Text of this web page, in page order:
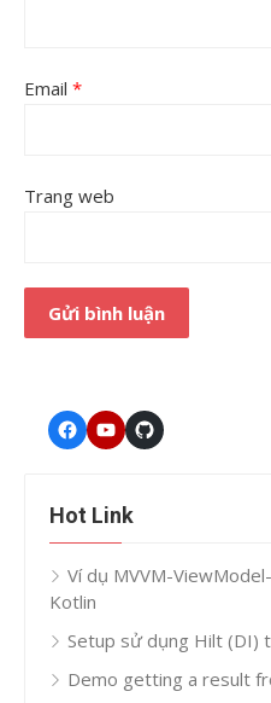
Email *
Trang web
Facebook
YoutubeGitHub
Hot Link
Ví dụ MVVM-
Kotlin
Setup sử dụng Hilt (DI)
Demo getting a result